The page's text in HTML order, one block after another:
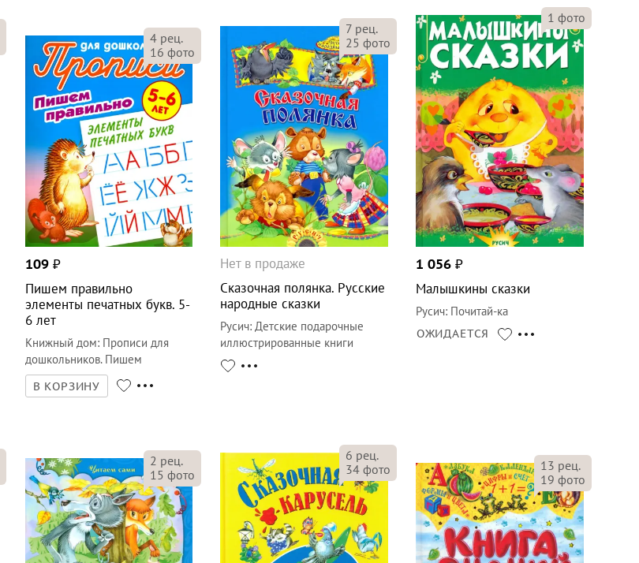
4 рец.
16 фото
109₽
Пишем правильно
элементы печатных букв. 5-
6 лет
Книжный дом: Прописи для
дошкольников. Пишем
правильно. 5-6 лет
В КОРЗИНУ
7рец.
25 фото
Нет в продаже
Сказочная полянка. Русские
народные сказки
Русич:Детские подарочные
иллюстрированные книги
1 фото
1 056 ₽
Малышкины сказки
Русич: Почитай-ка
ОЖИДАЕТСЯ
2 рец.
15 фото
6 рец.
34фото 13 рец.
19 фото